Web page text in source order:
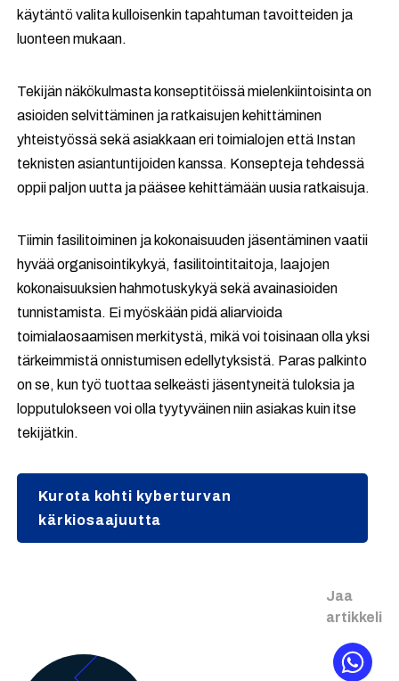
käytäntö valita kulloisenkin tapahtuman tavoitteiden ja
luonteen mukaan.
Tekijän näkökulmasta konseptitöissä mielenkiintoisinta on
asioiden selvittäminen ja ratkaisujen kehittäminen
yhteistyössä sekä asiakkaan eri toimialojen että Instan
teknisten asiantuntijoiden kanssa. Konsepteja tehdessä
oppii paljon uutta ja pääsee kehittämään uusia ratkaisuja.
Tiimin fasilitoiminen ja kokonaisuuden jäsentäminen vaatii
hyvää organisointikykyä, fasilitointitaitoja, laajojen
kokonaisuuksien hahmotuskykyä sekä avainasioiden
tunnistamista. Ei myöskään pidä aliarvioida
toimialaosaamisen merkitystä, mikä voi toisinaan olla yksi
tärkeimmistä onnistumisen edellytyksistä. Paras palkinto
on se, kun työ tuottaa selkeästi jäsentyneitä tuloksia ja
lopputulokseen voi olla tyytyväinen niin asiakas kuin itse
tekijätkin.
Kurota kohti kyberturvan
kärkiosaajuutta
Jaa
artikkeli